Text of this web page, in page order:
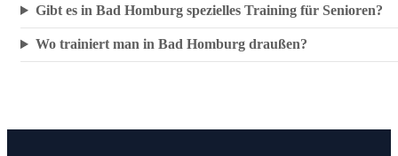
Gibt es in Bad Homburg spezielles Training für Senioren?
Wo trainiert man in Bad Homburg draußen?